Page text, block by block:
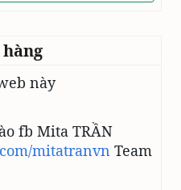
này
fb Mita TRẦN
mitatranvn Team